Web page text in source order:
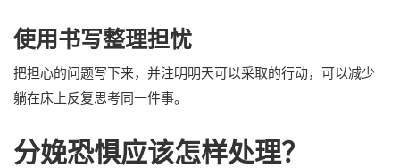
使用书写整理担忧
把担心的问题写下来，并注明明天可以采取的行动，可以减少
躺在床上反复思考同一件事。
分娩恐惧应该怎样处理？